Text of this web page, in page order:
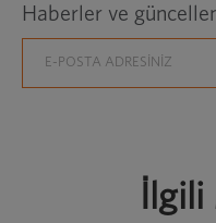
Haberler ve